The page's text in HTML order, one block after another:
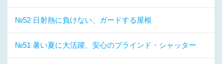
№52 日射熱に負けない、ガードする屋根
№51 暑い夏に大活躍、安心のブラインド・シャッター